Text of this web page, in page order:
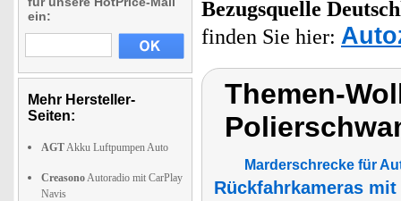
ein:
Mehr Hersteller-
Seiten:
AGTAkku Luftpumpen Auto
CreasonoAutoradio mit CarPlay
Navis
Bezugsquelle
finden Sie hier:
Themen-
Marderschrecke für
Rückfahrkameras